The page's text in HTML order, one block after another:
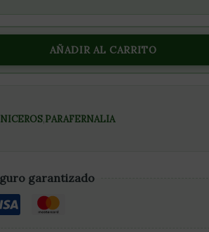
AÑADIR AL CARRITO
,PARAFERNALIA
garantizado